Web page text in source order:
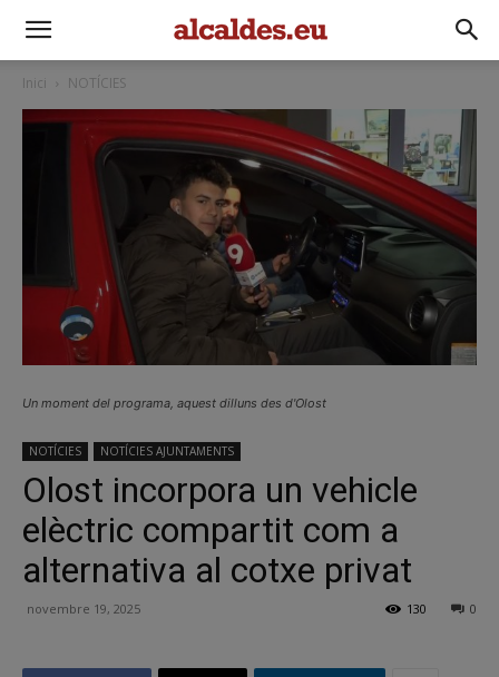
Inici NOTÍCIES
Un moment del programa, aquest dilluns des d'Olost
NOTÍCIES NOTÍCIES AJUNTAMENTS
Olost incorpora un vehicle
elèctric compartit com a
alternativa al cotxe privat
novembre 19, 2025 0
130